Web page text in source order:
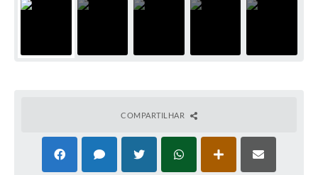
COMPARTILHAR